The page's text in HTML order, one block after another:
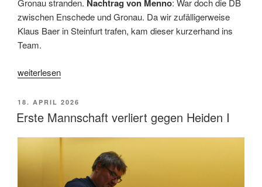
Gronau stranden. Nachtrag von Menno: War doch die DB
zwischen Enschede und Gronau. Da wir zufälligerweise
Klaus Baer in Steinfurt trafen, kam dieser kurzerhand ins
Team.
„Erste
beendet
Saison
weiterlesen
VERÖFFENTLICHT
AM
18. APRIL 2026
Erste Mannschaft verliert gegen Heiden I